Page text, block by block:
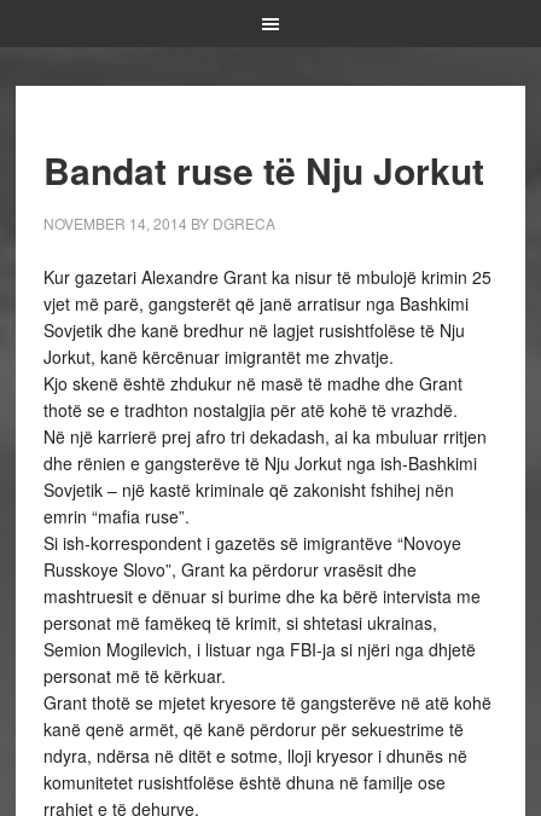
Bandat ruse të Nju Jorkut
NOVEMBER 14, 2014 BY DGRECA
Kur gazetari Alexandre Grant ka nisur të mbulojë krimin 25
vjet më parë, gangsterët që janë arratisur nga Bashkimi
Sovjetik dhe kanë bredhur në lagjet rusishtfolëse të Nju
Jorkut, kanë kërcënuar imigrantët me zhvatje.
Kjo skenë është zhdukur në masë të madhe dhe Grant
thotë se e tradhton nostalgjia për atë kohë të vrazhdë.
Në një karrierë prej afro tri dekadash, ai ka mbuluar rritjen
dhe rënien e gangsterëve të Nju Jorkut nga ish-Bashkimi
Sovjetik – një kastë kriminale që zakonisht fshihej nën
emrin “mafia ruse”.
Si ish-korrespondent i gazetës së imigrantëve “Novoye
Russkoye Slovo”, Grant ka përdorur vrasësit dhe
mashtruesit e dënuar si burime dhe ka bërë intervista me
personat më famëkeq të krimit, si shtetasi ukrainas,
Semion Mogilevich, i listuar nga FBI-ja si njëri nga dhjetë
personat më të kërkuar.
Grant thotë se mjetet kryesore të gangsterëve në atë kohë
kanë qenë armët, që kanë përdorur për sekuestrime të
ndyra, ndërsa në ditët e sotme, lloji kryesor i dhunës në
komunitetet rusishtfolëse është dhuna në familje ose
rrahjet e të dehurve.